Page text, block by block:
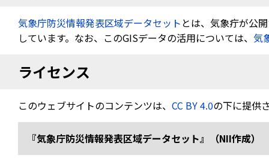
気象庁防災情報発表区域データセット とは、気象疔が公
しています。なお、このGISデータの活用については、 気
ライセンス
このウェブサイトのコンテンツは、 CC BY 4.0の下に提供
『気象庁防災情報発表区域データセット』（NII作成）